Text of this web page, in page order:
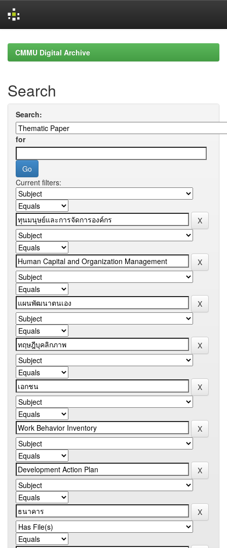
navigationCMMU Digital Archive
Search
Search:
for
Current filters: